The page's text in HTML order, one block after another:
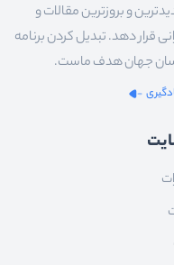
و بروزترین مقالات و
قرار دهد. تبدیل کردن برنامه
جهان هدف ماست.